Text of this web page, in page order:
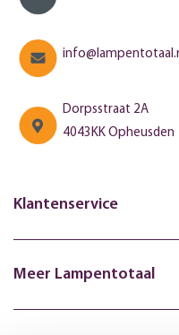
Dorpsstraat 2A
4043KK Opheusden
Klantenservice
Meer Lampentotaal